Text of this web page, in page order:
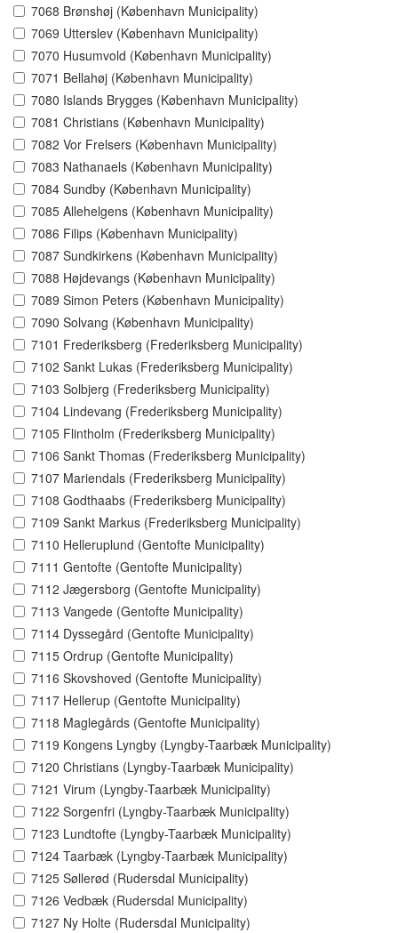
7068 Brønshøj (København Municipality)
7069 Utterslev (København Municipality)
7070 Husumvold (København Municipality)
7071 Bellahøj (København Municipality)
7080 Islands Brygges (København Municipality)
7081 Christians (København Municipality)
7082 Vor Frelsers (København Municipality)
7083 Nathanaels (København Municipality)
7084 Sundby (København Municipality)
7085 Allehelgens (København Municipality)
7086 Filips (København Municipality)
7087 Sundkirkens (København Municipality)
7088 Højdevangs (København Municipality)
7089 Simon Peters (København Municipality)
7090 Solvang (København Municipality)
7101 Frederiksberg (Frederiksberg Municipality)
7102 Sankt Lukas (Frederiksberg Municipality)
7103 Solbjerg (Frederiksberg Municipality)
7104 Lindevang (Frederiksberg Municipality)
7105 Flintholm (Frederiksberg Municipality)
7106 Sankt Thomas (Frederiksberg Municipality)
7107 Mariendals (Frederiksberg Municipality)
7108 Godthaabs (Frederiksberg Municipality)
7109 Sankt Markus (Frederiksberg Municipality)
7110 Helleruplund (Gentofte Municipality)
7111 Gentofte (Gentofte Municipality)
7112 Jægersborg (Gentofte Municipality)
7113 Vangede (Gentofte Municipality)
7114 Dyssegård (Gentofte Municipality)
7115 Ordrup (Gentofte Municipality)
7116 Skovshoved (Gentofte Municipality)
7117 Hellerup (Gentofte Municipality)
7118 Maglegårds (Gentofte Municipality)
7119 Kongens Lyngby (Lyngby-Taarbæk Municipality)
7120 Christians (Lyngby-Taarbæk Municipality)
7121 Virum (Lyngby-Taarbæk Municipality)
7122 Sorgenfri (Lyngby-Taarbæk Municipality)
7123 Lundtofte (Lyngby-Taarbæk Municipality)
7124 Taarbæk (Lyngby-Taarbæk Municipality)
7125 Søllerød (Rudersdal Municipality)
7126 Vedbæk (Rudersdal Municipality)
7127 Ny Holte (Rudersdal Municipality)